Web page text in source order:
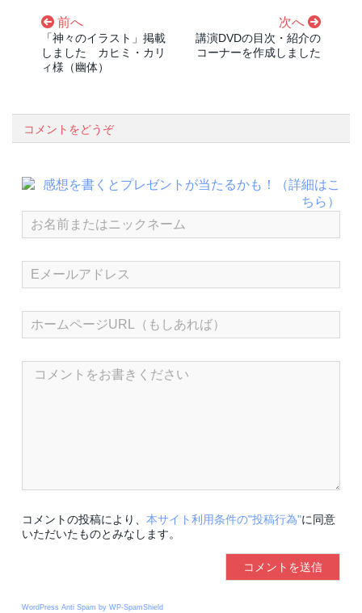
前へ
「神々のイラスト」掲載
しました カヒミ・カリ
ィ様（幽体）
次へ
講演DVDの目次・紹介の
コーナーを作成しました
コメントをどうぞ
コメントの投稿により、 本サイト利用条件の"投稿行為"に同意
いただいたものとみなします。
WordPress Anti Spam by WP-SpamShield